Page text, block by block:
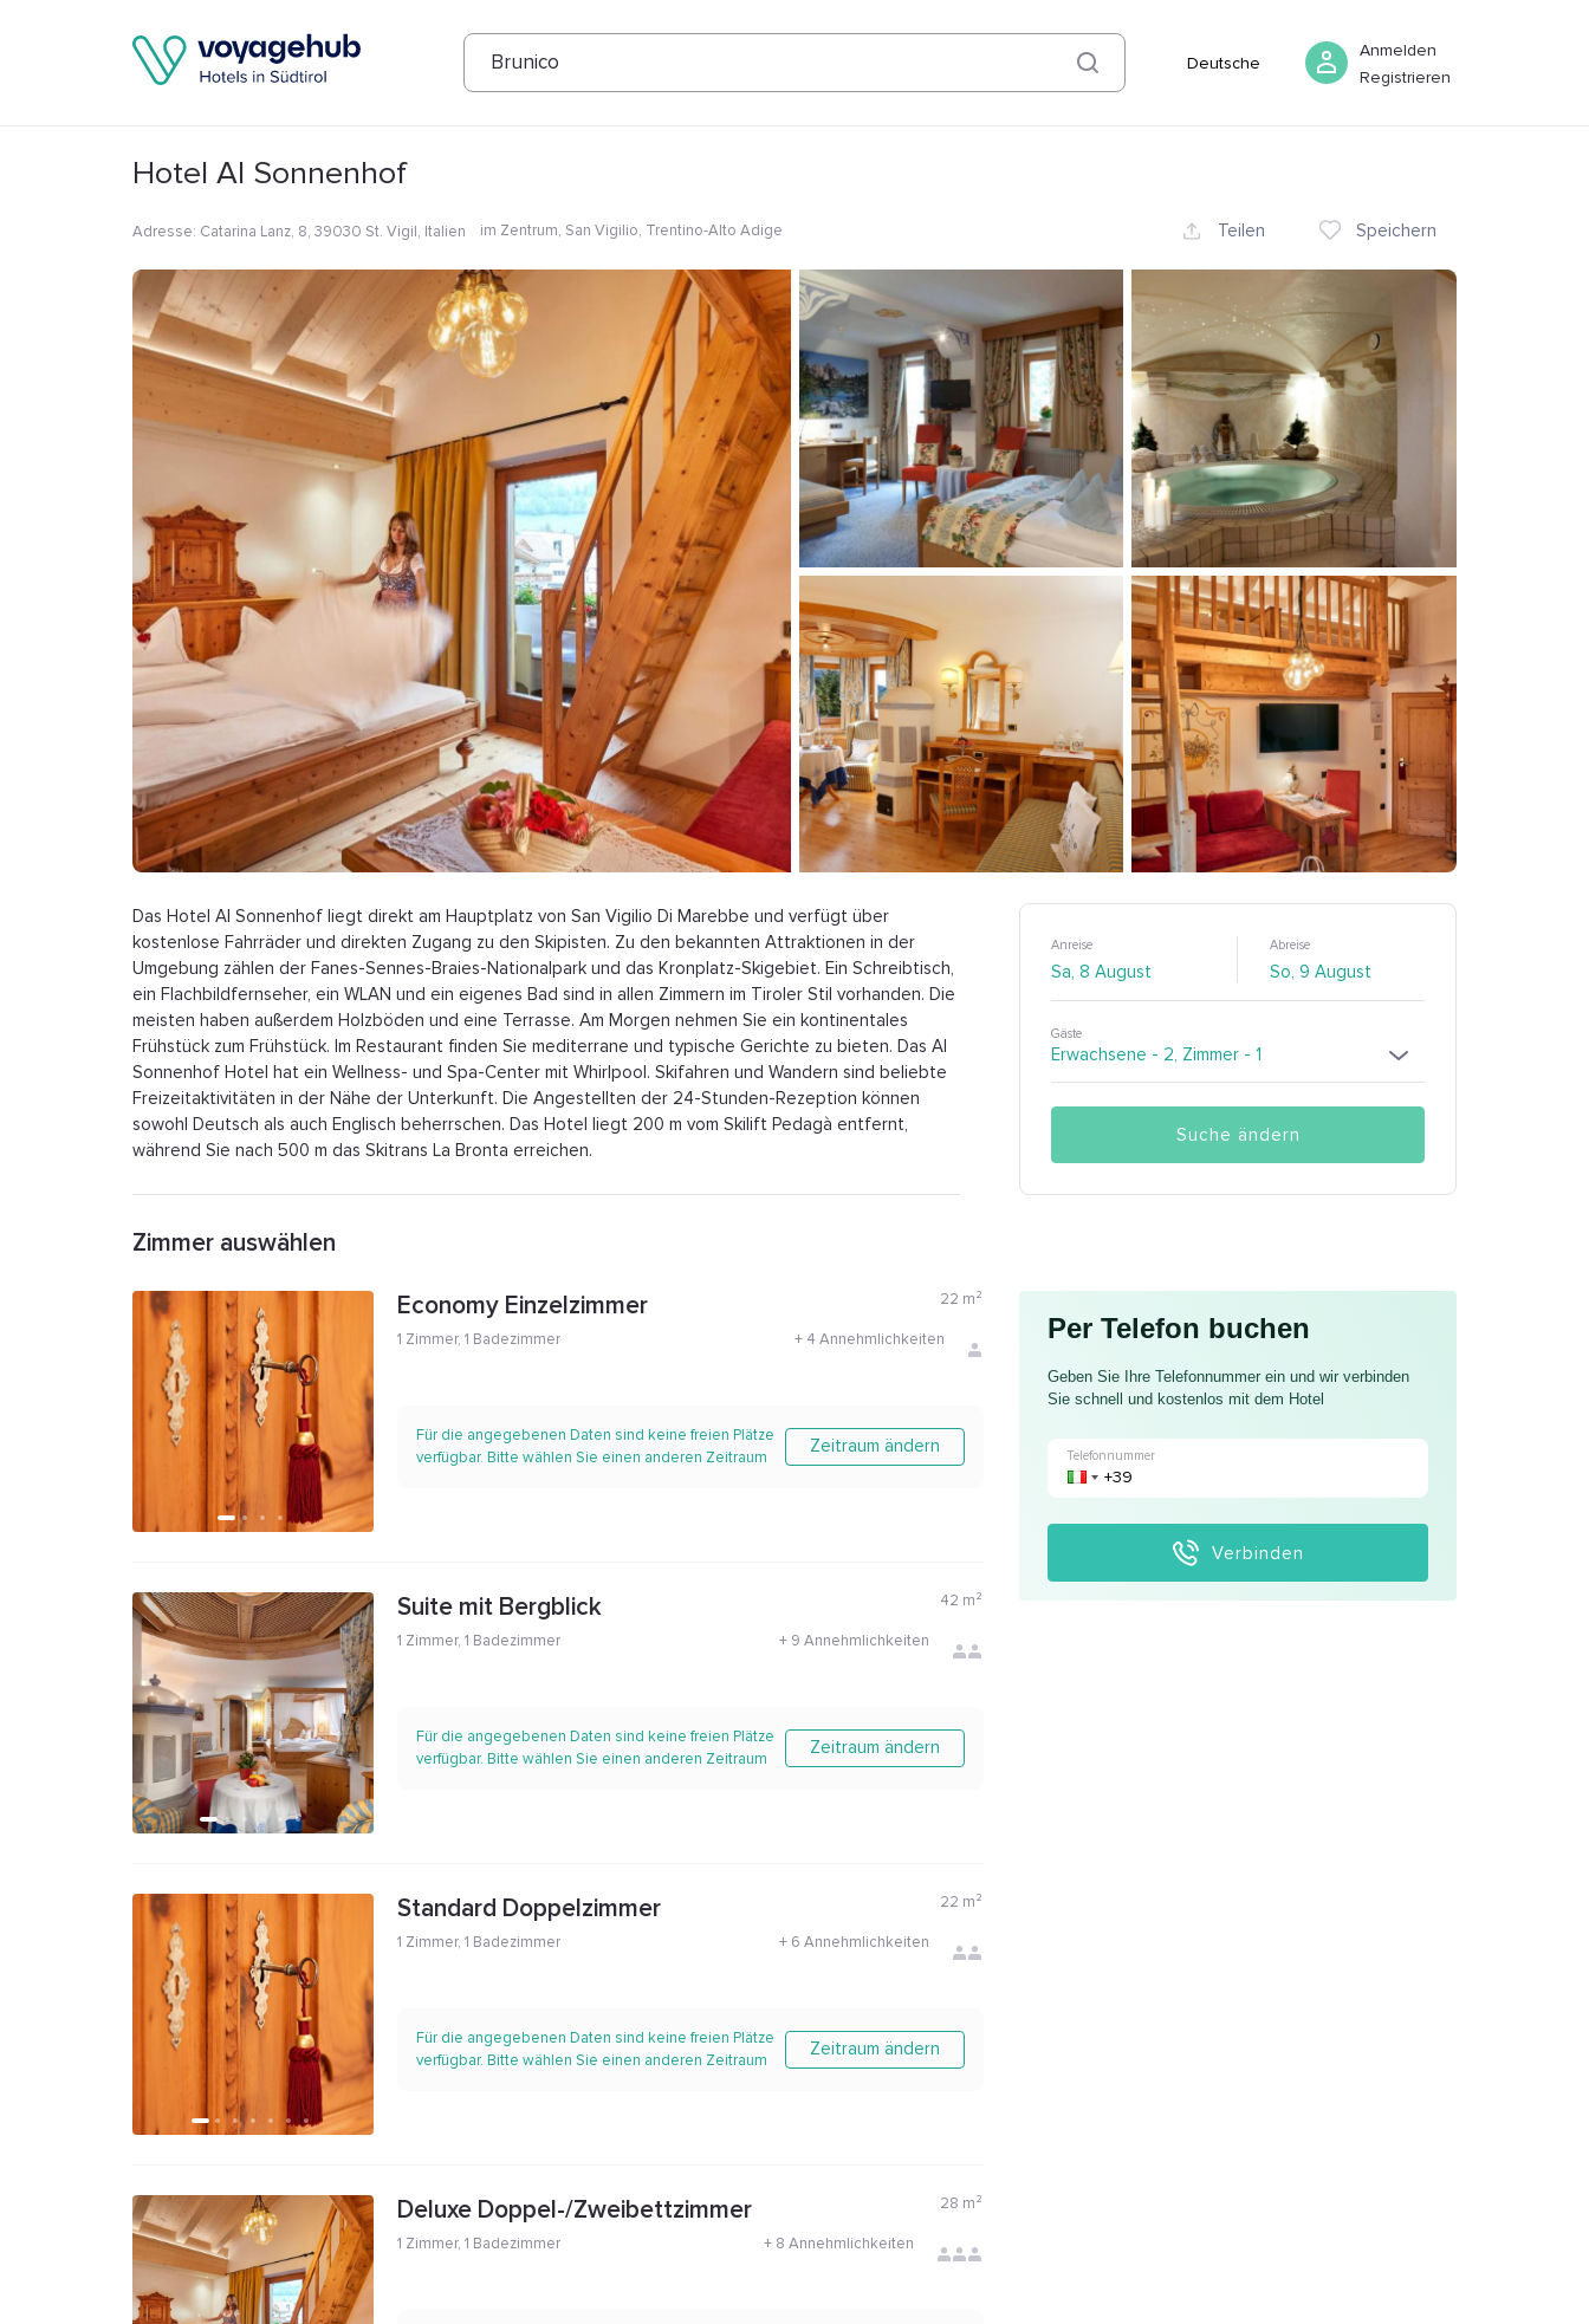
Brunico Deutsche
Anmelden
Registrieren
Fotos Annehmlichkeiten 08 August Buchen
Hotel Al Sonnenhof
Adresse: Catarina Lanz, 8, 39030 St. Vigil, Italien im Zentrum, San Vigilio, Trentino-Alto Adige Teilen Speichern
Das Hotel Al Sonnenhof liegt direkt am Hauptplatz von San Vigilio Di Marebbe und verfügt über
kostenlose Fahrräder und direkten Zugang zu den Skipisten. Zu den bekannten Attraktionen in der
Umgebung zählen der Fanes-Sennes-Braies-Nationalpark und das Kronplatz-Skigebiet. Ein Schreibtisch,
ein Flachbildfernseher, ein WLAN und ein eigenes Bad sind in allen Zimmern im Tiroler Stil vorhanden. Die
meisten haben außerdem Holzböden und eine Terrasse. Am Morgen nehmen Sie ein kontinentales
Frühstück zum Frühstück. Im Restaurant finden Sie mediterrane und typische Gerichte zu bieten. Das Al
Sonnenhof Hotel hat ein Wellness- und Spa-Center mit Whirlpool. Skifahren und Wandern sind beliebte
Freizeitaktivitäten in der Nähe der Unterkunft. Die Angestellten der 24-Stunden-Rezeption können
sowohl Deutsch als auch Englisch beherrschen. Das Hotel liegt 200 m vom Skilift Pedagà entfernt,
während Sie nach 500 m das Skitrans La Bronta erreichen.
Anreise Abreise
Gäste
Suche ändern
Zimmer auswählen
Economy Einzelzimmer 22 m²
1 Zimmer, 1 Badezimmer + 4 Annehmlichkeiten
Für die angegebenen Daten sind keine freien Plätze
verfügbar. Bitte wählen Sie einen anderen Zeitraum
Zeitraum ändern
Suite mit Bergblick 42 m²
1 Zimmer, 1 Badezimmer + 9 Annehmlichkeiten
Für die angegebenen Daten sind keine freien Plätze
verfügbar. Bitte wählen Sie einen anderen Zeitraum
Zeitraum ändern
Standard Doppelzimmer 22 m²
1 Zimmer, 1 Badezimmer + 6 Annehmlichkeiten
Für die angegebenen Daten sind keine freien Plätze
verfügbar. Bitte wählen Sie einen anderen Zeitraum
Zeitraum ändern
Deluxe Doppel-/Zweibettzimmer 28 m²
1 Zimmer, 1 Badezimmer + 8 Annehmlichkeiten
Per Telefon buchen
Geben Sie Ihre Telefonnummer ein und wir verbinden
Sie schnell und kostenlos mit dem Hotel
Telefonnummer
Verbinden